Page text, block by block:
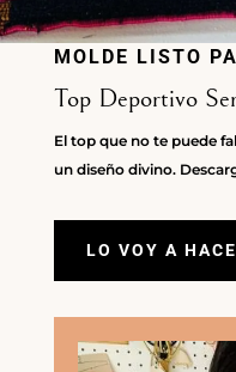
MOLDE LISTO
Top Deportivo
El top que no te puede
un diseño divino.
LO VOY A